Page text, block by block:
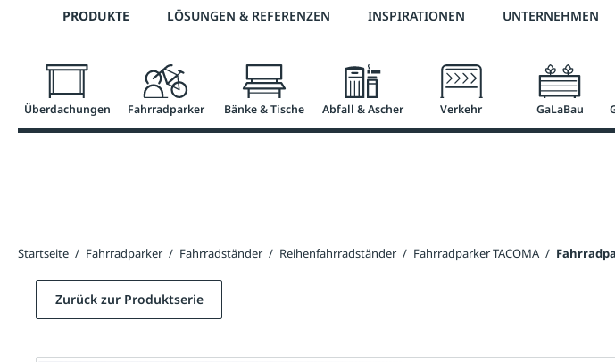
Zur Hauptnavigation springen
Telefon: 0800 / 100 49 02 2 % Vorkassen-Skonto
PRODUKTE LÖSUNGEN & REFERENZEN INSPIRATIONEN UNTERNEHMEN
Überdachungen Fahrradparker Bänke & Tische Abfall & Ascher Verkehr GaLaBau
Startseite / Fahrradparker / Fahrradständer / Reihenfahrradständer / Fahrradparker TACOMA /
Zurück zur Produktserie